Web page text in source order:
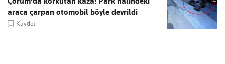
araca çarpan otomobil böyle devrildi
Kaydet